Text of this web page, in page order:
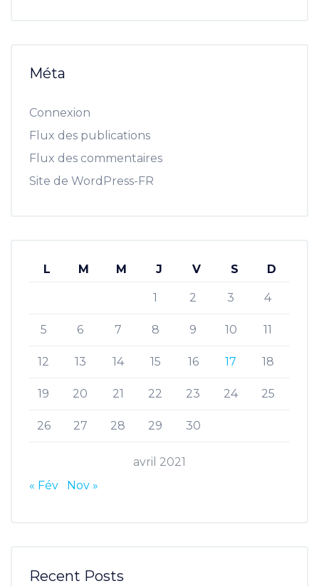
Méta
Connexion
Flux des publications
Flux des commentaires
Site de WordPress-FR
avril 2021
L M M J V S D
1 2 3 4
5 6 7 8 9 10 11
12 13 14 15 16 17 18
19 20 21 22 23 24 25
26 27 28 29 30
« Fév Nov »
Recent Posts